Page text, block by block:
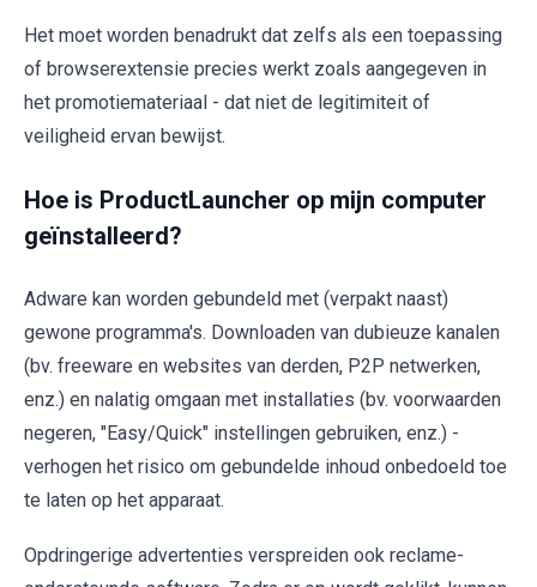
Het moet worden benadrukt dat zelfs als een toepassing
of browserextensie precies werkt zoals aangegeven in
het promotiemateriaal - dat niet de legitimiteit of
veiligheid ervan bewijst.
Hoe is ProductLauncher op mijn computer
geïnstalleerd?
Adware kan worden gebundeld met (verpakt naast)
gewone programma's. Downloaden van dubieuze kanalen
(bv. freeware en websites van derden, P2P netwerken,
enz.) en nalatig omgaan met installaties (bv. voorwaarden
negeren, "Easy/Quick" instellingen gebruiken, enz.) -
verhogen het risico om gebundelde inhoud onbedoeld toe
te laten op het apparaat.
Opdringerige advertenties verspreiden ook reclame-